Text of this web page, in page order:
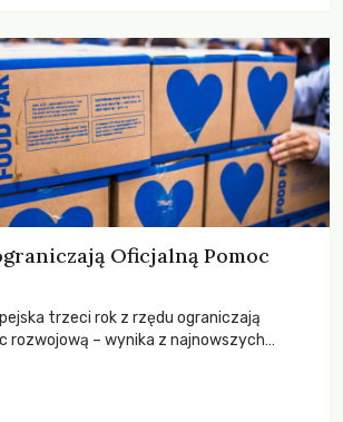
Oficjalną Pomoc
trzeci rok z rzędu ograniczają
rozwojową – wynika z najnowszych
tąpnięcie ODA w historii. Jakie będą